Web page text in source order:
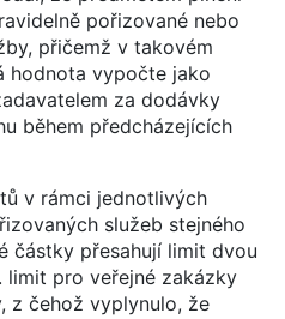
pořizované nebo
přičemž v takovém
hodnota vypočte jako
za dodávky
během předcházejících
v rámci jednotlivých
služeb stejného
částky přesahují limit dvou
limit pro veřejné zakázky
z čehož vyplynulo, že